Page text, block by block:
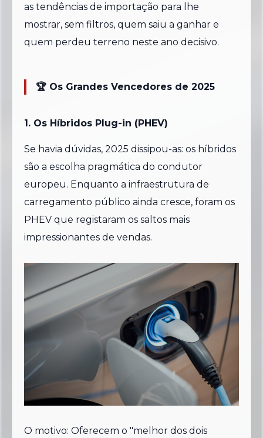
as tendências de importação para lhe
mostrar, sem filtros, quem saiu a ganhar e
quem perdeu terreno neste ano decisivo.
🏆 Os Grandes Vencedores de 2025
1. Os Híbridos Plug-in (PHEV)
Se havia dúvidas, 2025 dissipou-as: os híbridos
são a escolha pragmática do condutor
europeu. Enquanto a infraestrutura de
carregamento público ainda cresce, foram os
PHEV que registaram os saltos mais
impressionantes de vendas.
O motivo: Oferecem o "melhor dos dois